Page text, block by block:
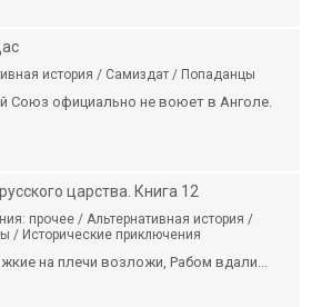
история / Самиздат / Попаданцы
Союз официально не воюет в Анголе.
царства. Книга 12
прочее / Альтернативная история /
/ Исторические приключения
на плечи возложи, Рабом вдали...